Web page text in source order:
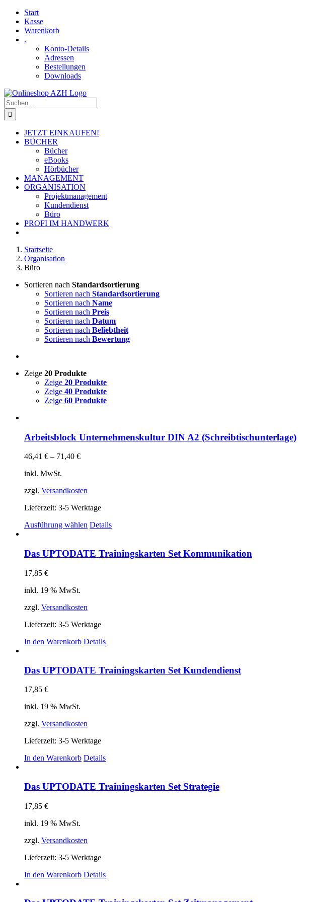
Skip
content
Facebook
YouTubeStart
Kasse
Warenkorb
.
Konto-Details
Adressen
Bestellungen
Downloads
Suche
nach:
JETZT EINKAUFEN!
BÜCHER
Bücher
eBooks
Hörbücher
MANAGEMENT
ORGANISATION
Projektmanagement
Kundendienst
Büro
PROFI IM HANDWERK
Startseite
Organisation
Büro
Sortieren nach Standardsortierung
Sortieren nach Standardsortierung
Sortieren nach Name
Sortieren nach Preis
Sortieren nach Datum
Sortieren nach Beliebtheit
Sortieren nach Bewertung
Zeige 20 Produkte
Zeige 20 Produkte
Zeige 40 Produkte
Zeige 60 Produkte
Arbeitsblock Unternehmenskultur DIN A2 (Schreibtischunterlage)
46,41 € – 71,40 €
inkl. MwSt.
zzgl. Versandkosten
Lieferzeit: 3-5 Werktage
Ausführung wählen Dieses
mehrere
Varianten
Produktseite
werden
Details
Das UPTODATE Trainingskarten Set Kommunikation
17,85 €
inkl. 19 % MwSt.
zzgl. Versandkosten
Lieferzeit: 3-5 Werktage
In den Warenkorb Details
Das UPTODATE Trainingskarten Set Kundendienst
17,85 €
inkl. 19 % MwSt.
zzgl. Versandkosten
Lieferzeit: 3-5 Werktage
In den Warenkorb Details
Das UPTODATE Trainingskarten Set Strategie
17,85 €
inkl. 19 % MwSt.
zzgl. Versandkosten
Lieferzeit: 3-5 Werktage
In den Warenkorb Details